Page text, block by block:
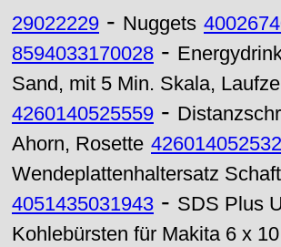
29022229 - Nuggets
8594033170028 -
Sand, mit 5 Min. Skala,
4260140525559 -
Ahorn, Rosette
Wendeplattenhaltersatz
4051435031943 - SDS Plus
Kohlebürsten für Makita 6 x